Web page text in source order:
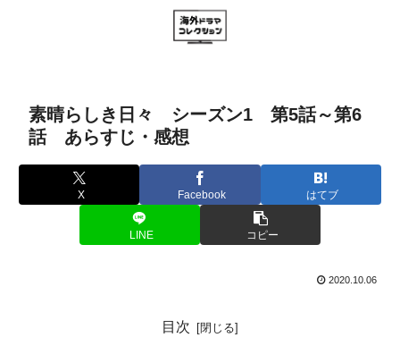
素晴らしき日々 シーズン1 第5話～第6
話 あらすじ・感想
X Facebook はてブ
LINE コピー
2020.10.06
目次